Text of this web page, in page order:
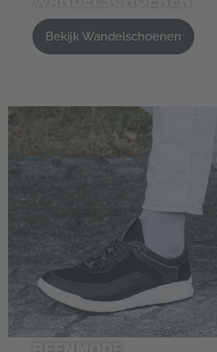
Bekijk Wandelschoenen